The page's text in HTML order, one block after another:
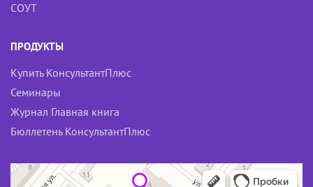
СОУТ
ПРОДУКТЫ
Купить КонсультантПлюс
Семинары
Журнал Главная книга
Бюллетень КонсультантПлюс